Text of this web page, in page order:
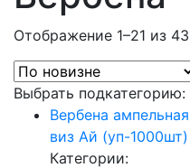
Отображение 1–21 из
Выбрать подкатегорию:
Вербена
виз Ай (уп-1000шт)
Категории: